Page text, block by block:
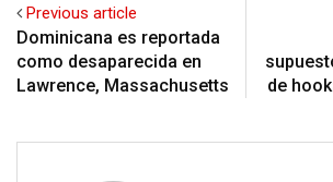
Previous article
Dominicana es reportada
como desaparecida en
Lawrence, Massachusetts
de